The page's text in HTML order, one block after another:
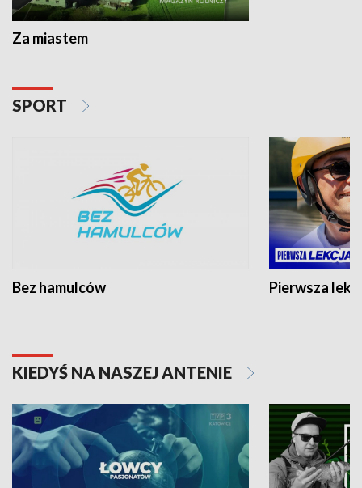
Za miastem
SPORT
Bez hamulców Pierwsza
KIEDYŚ NA NASZEJ ANTENIE